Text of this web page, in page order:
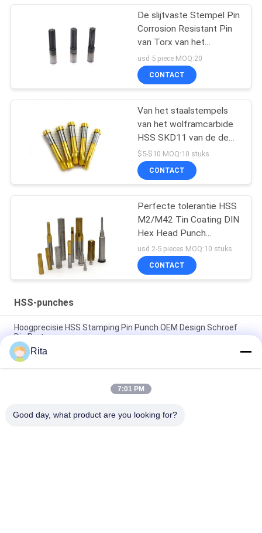
De slijtvaste Stempel Pin
Corrosion Resistant Pin
van Torx van het
Wolframstaal
usd 5 piece MOQ:20
CONTACT
Van het staalstempels
van het wolframcarbide
HSS SKD11 van de de
stempelmatrijs
vastgestelde de
stempelspeld
$5-$10 MOQ:10 stuks
CONTACT
Perfecte tolerantie HSS
M2/M42 Tin Coating DIN
Hex Head Punch
aangepast
usd 2-5 pieces MOQ:10 stuks
CONTACT
HSS-punches
Hoogprecisie HSS Stamping Pin Punch OEM Design Schroef
Die Parts
Schimmel accessoires Ronde rechte HSS punches Pins
Precision Stamping Parts
Op maat gemaakte wolfraamcarbide HSS-punches drukpen
Rita
7:01 PM
Good day, what product are you looking for?